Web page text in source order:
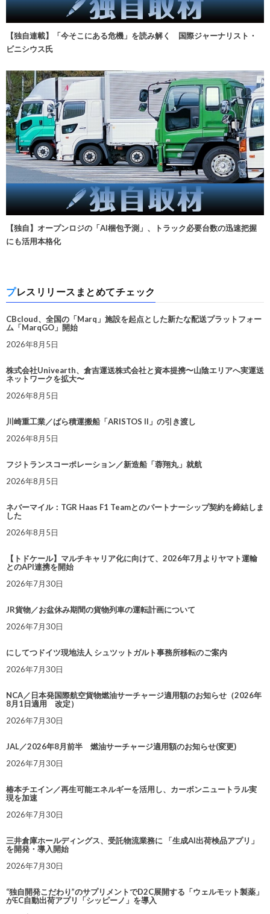
【独自連載】「今そこにある危機」を読み解く 国際ジャーナリスト・
ビニシウス氏
【独自】オープンロジの「AI梱包予測」、トラック必要台数の迅速把握
にも活用本格化
プレスリリースまとめてチェック
CBcloud、全国の「Marq」施設を起点とした新たな配送プラットフォー
ム「MarqGO」開始
2026年8月5日
株式会社Univearth、倉吉運送株式会社と資本提携〜山陰エリアへ実運送
ネットワークを拡大〜
2026年8月5日
川崎重工業／ばら積運搬船「ARISTOS II」の引き渡し
2026年8月5日
フジトランスコーポレーション／新造船「蓉翔丸」就航
2026年8月5日
ネバーマイル：TGR Haas F1 Teamとのパートナーシップ契約を締結しま
した
2026年8月5日
【トドケール】マルチキャリア化に向けて、2026年7月よりヤマト運輸
とのAPI連携を開始
2026年7月30日
JR貨物／お盆休み期間の貨物列車の運転計画について
2026年7月30日
にしてつドイツ現地法人 シュツットガルト事務所移転のご案内
2026年7月30日
NCA／日本発国際航空貨物燃油サーチャージ適用額のお知らせ（2026年
8月1日適用 改定）
2026年7月30日
JAL／2026年8月前半 燃油サーチャージ適用額のお知らせ(変更)
2026年7月30日
椿本チエイン／再生可能エネルギーを活用し、カーボンニュートラル実
現を加速
2026年7月30日
三井倉庫ホールディングス、受託物流業務に 「生成AI出荷検品アプリ」
を開発・導入開始
2026年7月30日
“独自開発こだわり”のサプリメントでD2C展開する「ウェルモット製薬」
がEC自動出荷アプリ「シッピーノ」を導入